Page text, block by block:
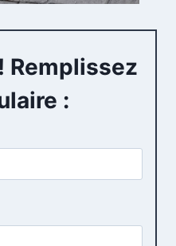
Remplissez
: